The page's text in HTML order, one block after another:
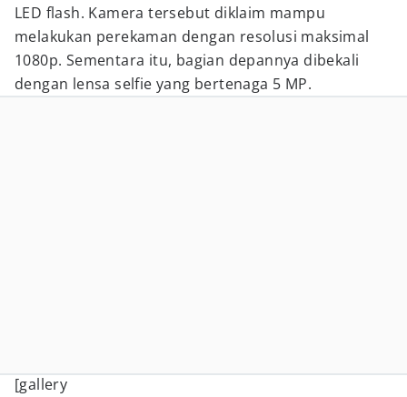
LED flash. Kamera tersebut diklaim mampu
melakukan perekaman dengan resolusi maksimal
1080p. Sementara itu, bagian depannya dibekali
dengan lensa selfie yang bertenaga 5 MP.
[gallery